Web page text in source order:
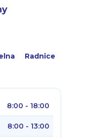
Radnice
8:00 - 18:00
8:00 - 13:00